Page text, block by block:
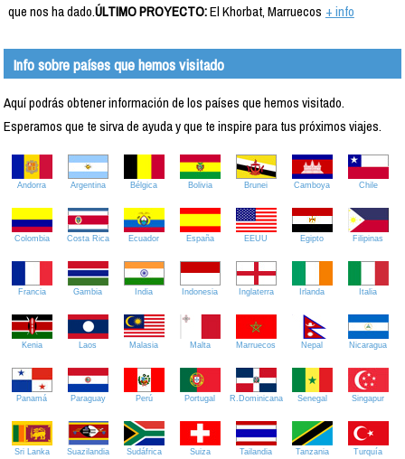
que nos ha dado.ÚLTIMO PROYECTO:El Khorbat, Marruecos + info
Info sobre países que hemos visitado
Aquí podrás obtener información de los países que hemos visitado.
Esperamos que te sirva de ayuda y que te inspire para tus próximos viajes.
Andorra Argentina Bélgica Bolivia Brunei Camboya Chile
Colombia Costa Rica Ecuador España EEUU Egipto Filipinas
Francia Gambia India Indonesia Inglaterra Irlanda Italia
Kenia Laos Malasia Malta Marruecos Nepal Nicaragua
Panamá Paraguay Perú Portugal R.Dominicana Senegal Singapur
Sri Lanka Suazilandia Sudáfrica Suiza Tailandia Tanzania Turquía